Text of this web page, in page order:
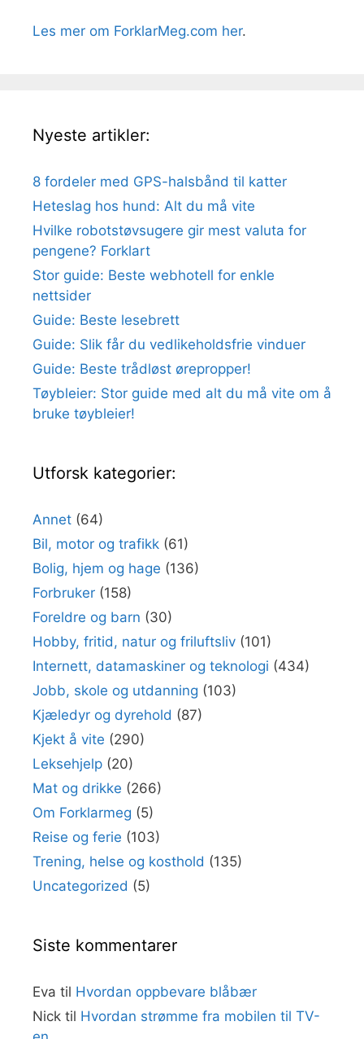
Les mer om ForklarMeg.com her.
Nyeste artikler:
8 fordeler med GPS-halsbånd til katter
Heteslag hos hund: Alt du må vite
Hvilke robotstøvsugere gir mest valuta for
pengene? Forklart
Stor guide: Beste webhotell for enkle
nettsider
Guide: Beste lesebrett
Guide: Slik får du vedlikeholdsfrie vinduer
Guide: Beste trådløst ørepropper!
Tøybleier: Stor guide med alt du må vite om å
bruke tøybleier!
Utforsk kategorier:
Annet (64)
Bil, motor og trafikk (61)
Bolig, hjem og hage (136)
Forbruker (158)
Foreldre og barn (30)
Hobby, fritid, natur og friluftsliv (101)
Internett, datamaskiner og teknologi (434)
Jobb, skole og utdanning (103)
Kjæledyr og dyrehold (87)
Kjekt å vite (290)
Leksehjelp (20)
Mat og drikke (266)
Om Forklarmeg (5)
Reise og ferie (103)
Trening, helse og kosthold (135)
Uncategorized (5)
Siste kommentarer
Eva til Hvordan oppbevare blåbær
Nick til Hvordan strømme fra mobilen til TV-